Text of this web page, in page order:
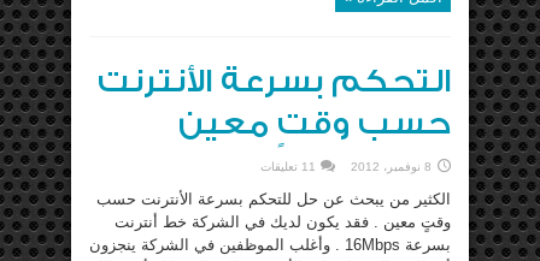
التحكم بسرعة الأنترنت
حسب وقتٍ معين
8 نوفمبر، 2012 11 تعليقات
الكثير من يبحث عن حل للتحكم بسرعة الأنترنت حسب
وقتٍ معين . فقد يكون لديك في الشركة خط أنترنت
بسرعة 16Mbps . وأغلب الموظفين في الشركة ينجزون